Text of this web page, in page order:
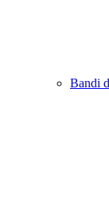
Bandi